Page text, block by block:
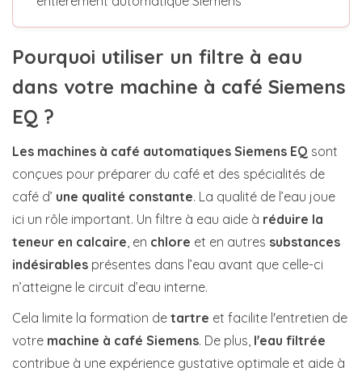
Pourquoi utiliser un filtre à eau
dans votre machine à café Siemens
EQ ?
Les machines à café automatiques Siemens EQ sont
conçues pour préparer du café et des spécialités de
café d’ une qualité constante. La qualité de l’eau joue
ici un rôle important. Un filtre à eau aide à réduire la
teneur en calcaire , en chlore et en autres substances
indésirables présentes dans l’eau avant que celle-ci
n’atteigne le circuit d’eau interne.
Cela limite la formation de tartre et facilite l'entretien de
votre machine à café Siemens. De plus, l'eau filtrée
contribue à une expérience gustative optimale et aide à